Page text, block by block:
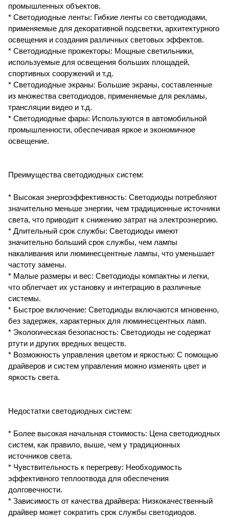
промышленных объектов.
* Светодиодные ленты: Гибкие ленты со светодиодами,
применяемые для декоративной подсветки, архитектурного
освещения и создания различных световых эффектов.
* Светодиодные прожекторы: Мощные светильники,
используемые для освещения больших площадей,
спортивных сооружений и т.д.
* Светодиодные экраны: Большие экраны, составленные
из множества светодиодов, применяемые для рекламы,
трансляции видео и т.д.
* Светодиодные фары: Используются в автомобильной
промышленности, обеспечивая яркое и экономичное
освещение.
Преимущества светодиодных систем:
* Высокая энергоэффективность: Светодиоды потребляют
значительно меньше энергии, чем традиционные источники
света, что приводит к снижению затрат на электроэнергию.
* Длительный срок службы: Светодиоды имеют
значительно больший срок службы, чем лампы
накаливания или люминесцентные лампы, что уменьшает
частоту замены.
* Малые размеры и вес: Светодиоды компактны и легки,
что облегчает их установку и интеграцию в различные
системы.
* Быстрое включение: Светодиоды включаются мгновенно,
без задержек, характерных для люминесцентных ламп.
* Экологическая безопасность: Светодиоды не содержат
ртути и других вредных веществ.
* Возможность управления цветом и яркостью: С помощью
драйверов и систем управления можно изменять цвет и
яркость света.
Недостатки светодиодных систем:
* Более высокая начальная стоимость: Цена светодиодных
систем, как правило, выше, чем у традиционных
источников света.
* Чувствительность к перегреву: Необходимость
эффективного теплоотвода для обеспечения
долговечности.
* Зависимость от качества драйвера: Низкокачественный
драйвер может сократить срок службы светодиодов.